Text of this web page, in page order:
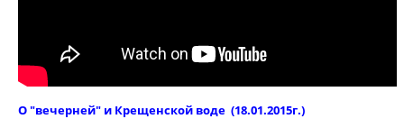
О "вечерней" и Крещенской воде (18.01.2015г.)